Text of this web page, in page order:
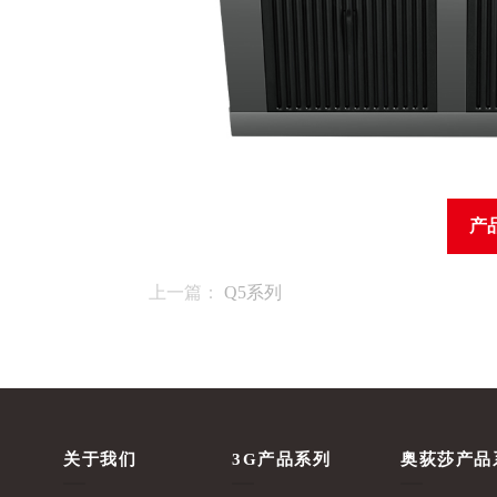
产
上一篇：Q5系列
关于我们 3G产品系列 奥荻莎产品